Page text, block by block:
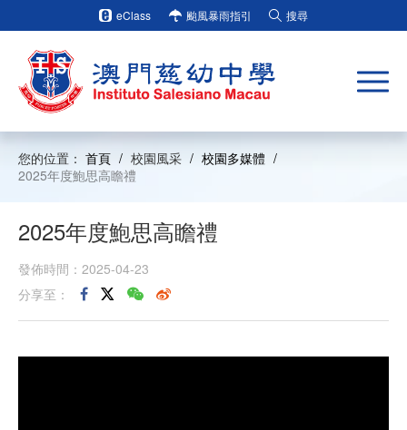
eClass 颱風暴雨指引 搜尋
您的位置： 首頁 / 校園風采 / 校園多媒體 /
2025年度鮑思高瞻禮
2025年度鮑思高瞻禮
發佈時間：2025-04-23
分享至：